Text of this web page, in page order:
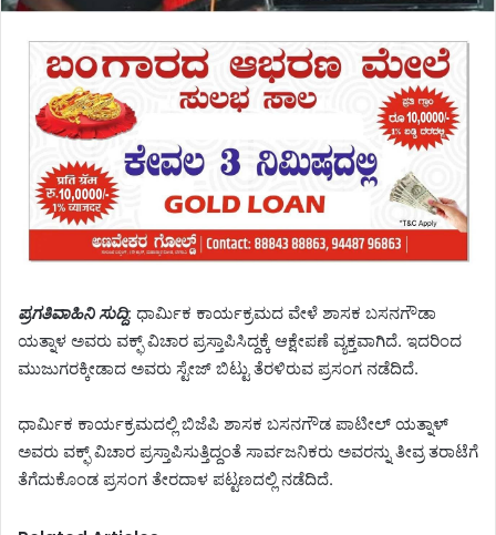
ಪ್ರಗತಿವಾಹಿನಿ ಸುದ್ದಿ: ಧಾರ್ಮಿಕ ಕಾರ್ಯಕ್ರಮದ ವೇಳೆ ಶಾಸಕ ಬಸನಗೌಡಾ
ಯತ್ನಾಳ ಅವರು ವಕ್ಫ್ ವಿಚಾರ ಪ್ರಸ್ತಾಪಿಸಿದ್ದಕ್ಕೆ ಆಕ್ಷೇಪಣೆ ವ್ಯಕ್ತವಾಗಿದೆ. ಇದರಿಂದ
ಮುಜುಗರಕ್ಕೀಡಾದ ಅವರು ಸ್ಟೇಜ್ ಬಿಟ್ಟು ತೆರಳಿರುವ ಪ್ರಸಂಗ ನಡೆದಿದೆ.‌
ಧಾರ್ಮಿಕ ಕಾರ್ಯಕ್ರಮದಲ್ಲಿ ಬಿಜೆಪಿ ಶಾಸಕ ಬಸನಗೌಡ ಪಾಟೀಲ್‌ ಯತ್ನಾಳ್
ಅವರು ವಕ್ಫ್ ವಿಚಾರ ಪ್ರಸ್ತಾಪಿಸುತ್ತಿದ್ದಂತೆ ಸಾರ್ವಜನಿಕರು ಅವರನ್ನು ತೀವ್ರ ತರಾಟೆಗೆ
ತೆಗೆದುಕೊಂಡ ಪ್ರಸಂಗ ತೇರದಾಳ ಪಟ್ಟಣದಲ್ಲಿ ನಡೆದಿದೆ.